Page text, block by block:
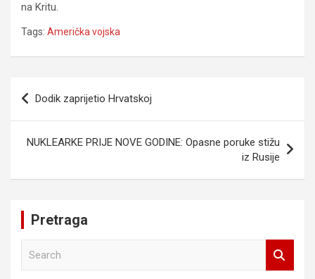
na Kritu.
Tags: Američka vojska
Navigacija
članaka
Dodik zaprijetio Hrvatskoj
NUKLEARKE PRIJE NOVE GODINE: Opasne poruke stižu
iz Rusije
Pretraga